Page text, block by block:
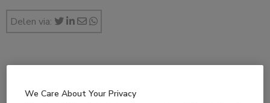
Delen via:
We Care About Your Privacy